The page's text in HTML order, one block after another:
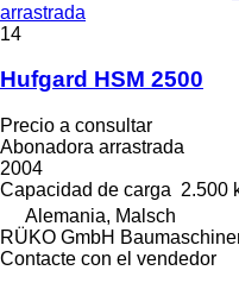
arrastrada
14
Hufgard HSM 2500
Precio a consultar
Abonadora arrastrada
2004
Capacidad de carga 2.500
Alemania, Malsch
RÜKO GmbH
Contacte con el vendedor